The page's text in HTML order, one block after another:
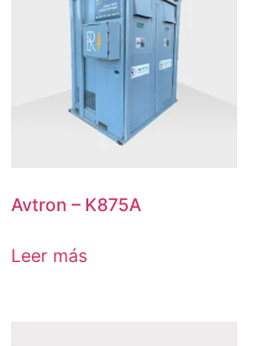
Avtron – K875A
Leer más